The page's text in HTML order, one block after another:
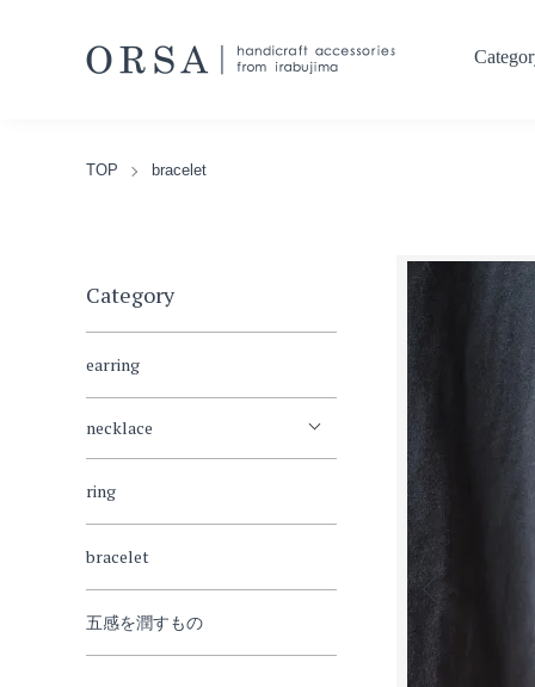
TOP bracelet
Category
earring
necklace
ring
bracelet
五感を潤すもの